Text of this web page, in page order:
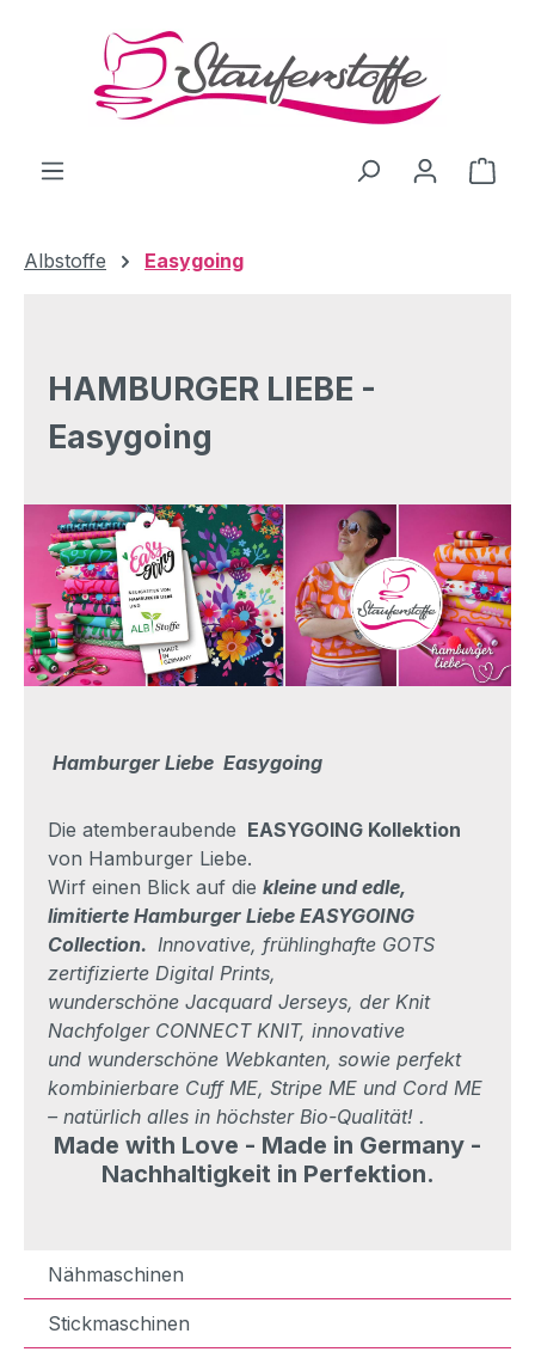
Zum Hauptinhalt springen
Albstoffe Easygoing
HAMBURGER LIEBE -
Easygoing
Hamburger Liebe Easygoing
Die atemberaubende EASYGOING Kollektion
von Hamburger Liebe.
Wirf einen Blick auf die kleine und edle,
limitierte Hamburger Liebe EASYGOING
Collection. Innovative, frühlinghafte GOTS
zertifizierte Digital Prints,
wunderschöne Jacquard Jerseys, der Knit
Nachfolger CONNECT KNIT, innovative
und wunderschöne Webkanten, sowie perfekt
kombinierbare Cuff ME, Stripe ME und Cord ME
– natürlich alles in höchster Bio-Qualität! .
Made with Love - Made in Germany -
Nachhaltigkeit in Perfektion.
Nähmaschinen
Stickmaschinen